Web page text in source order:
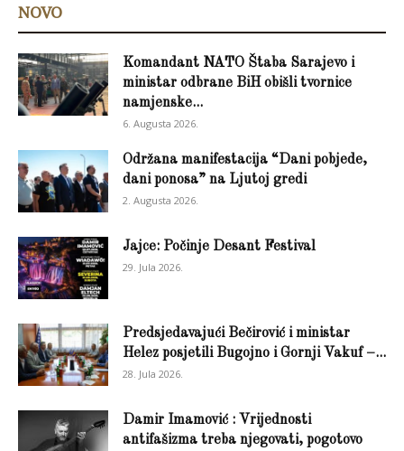
NOVO
Komandant NATO Štaba Sarajevo i
ministar odbrane BiH obišli tvornice
namjenske...
6. Augusta 2026.
Održana manifestacija “Dani pobjede,
dani ponosa” na Ljutoj gredi
2. Augusta 2026.
Jajce: Počinje Desant Festival
29. Jula 2026.
Predsjedavajući Bečirović i ministar
Helez posjetili Bugojno i Gornji Vakuf –...
28. Jula 2026.
Damir Imamović : Vrijednosti
antifašizma treba njegovati, pogotovo